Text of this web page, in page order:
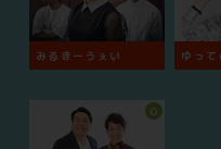
みるきーうぇい ゆって
O